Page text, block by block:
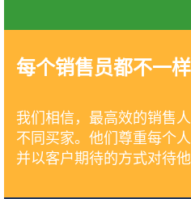
每个销售员都不一样
我们相信，最高效的销售
不同买家。他们尊重每个
并以客户期待的方式对待他